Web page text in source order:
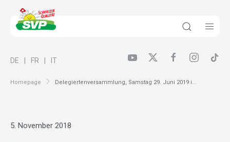
Homepage Delegiertenversammlung, Samstag 29. Juni 2019 i...
DE FR IT
5. November 2018